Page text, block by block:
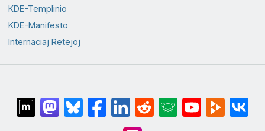
KDE-Templinio
KDE-Manifesto
Internaciaj Retejoj